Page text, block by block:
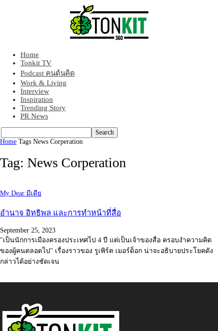
Home
Tonkit TV
Podcast คนต้นคิด
Work & Living
Interview
Inspiration
Trending Story
PR News
Home Tags News Corperation
Tag: News Corperation
My Dear มีเดีย
อำนาจ อิทธิพล และการทำหน้าที่สื่อ
September 25, 2023
"เป็นนักการเมืองครองประเทศไป 4 ปี แต่เป็นเจ้าของสื่อ ครอบงำความคิด
ของผู้คนตลอดไป" เรื่องราวของ รูเพิร์ต เมอร์ด็อก น่าจะอธิบายประโยคดัง
กล่าวได้อย่างชัดเจน